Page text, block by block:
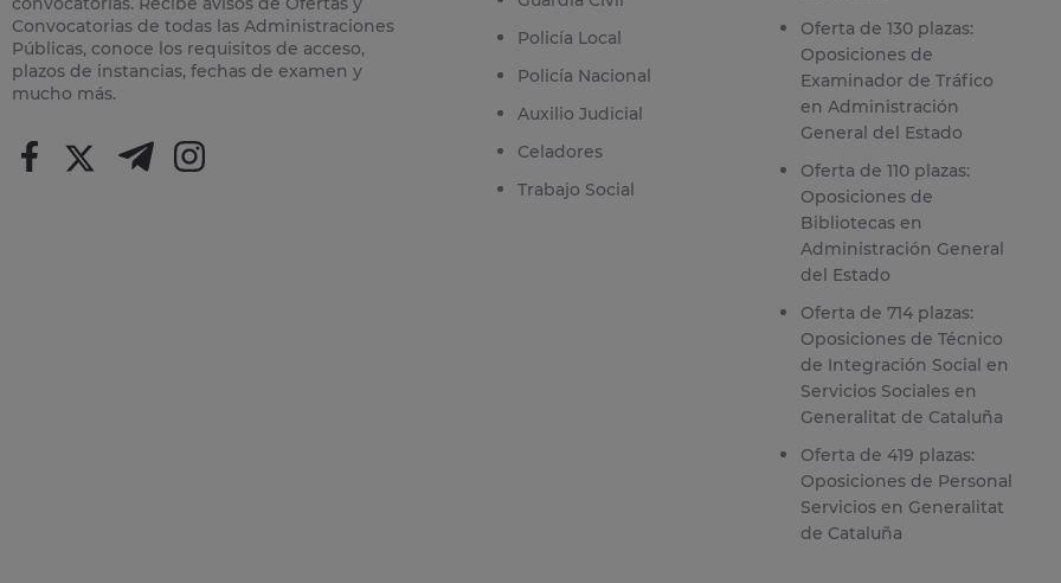
Convocatorias de todas las Administraciones
Públicas, conoce los requisitos de acceso,
plazos de instancias, fechas de examen y
mucho más.
Policía Local
Policía Nacional
Auxilio Judicial
Celadores
Trabajo Social
Oferta de 130 plazas:
Oposiciones de
Examinador de Tráfico
en Administración
General del Estado
Oferta de 110 plazas:
Oposiciones de
Bibliotecas en
Administración General
del Estado
Oferta de 714 plazas:
Oposiciones de Técnico
de Integración Social en
Servicios Sociales en
Generalitat de Cataluña
Oferta de 419 plazas:
Oposiciones de Personal
Servicios en Generalitat
de Cataluña